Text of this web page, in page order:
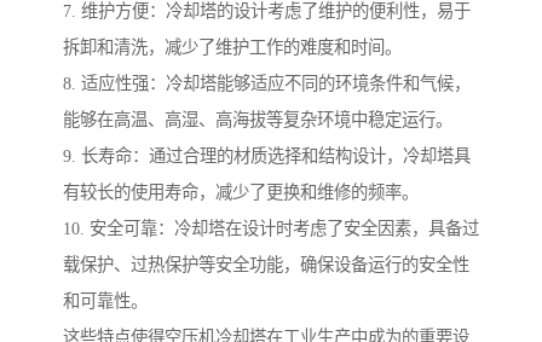
7. 维护方便：冷却塔的设计考虑了维护的便利性，易于
拆卸和清洗，减少了维护工作的难度和时间。
8. 适应性强：冷却塔能够适应不同的环境条件和气候，
能够在高温、高湿、高海拔等复杂环境中稳定运行。
9. 长寿命：通过合理的材质选择和结构设计，冷却塔具
有较长的使用寿命，减少了更换和维修的频率。
10. 安全可靠：冷却塔在设计时考虑了安全因素，具备过
载保护、过热保护等安全功能，确保设备运行的安全性
和可靠性。
这些特点使得空压机冷却塔在工业生产中成为的重要设